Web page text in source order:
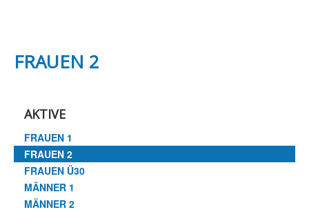
FRAUEN 2
AKTIVE
FRAUEN 1
FRAUEN 2
FRAUEN Ü30
MÄNNER 1
MÄNNER 2